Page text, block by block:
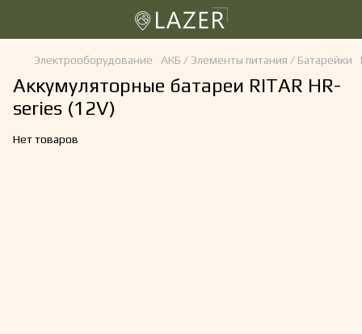
Электрооборудование АКБ / Элементы питания / Батарейки
Аккумуляторные батареи RITAR HR-
series (12V)
Нет товаров